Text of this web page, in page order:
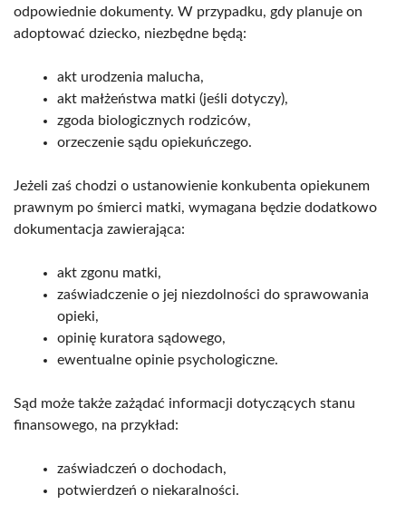
odpowiednie dokumenty. W przypadku, gdy planuje on
adoptować dziecko, niezbędne będą:
akt urodzenia malucha,
akt małżeństwa matki (jeśli dotyczy),
zgoda biologicznych rodziców,
orzeczenie sądu opiekuńczego.
Jeżeli zaś chodzi o ustanowienie konkubenta opiekunem
prawnym po śmierci matki, wymagana będzie dodatkowo
dokumentacja zawierająca:
akt zgonu matki,
zaświadczenie o jej niezdolności do sprawowania
opieki,
opinię kuratora sądowego,
ewentualne opinie psychologiczne.
Sąd może także zażądać informacji dotyczących stanu
finansowego, na przykład:
zaświadczeń o dochodach,
potwierdzeń o niekaralności.